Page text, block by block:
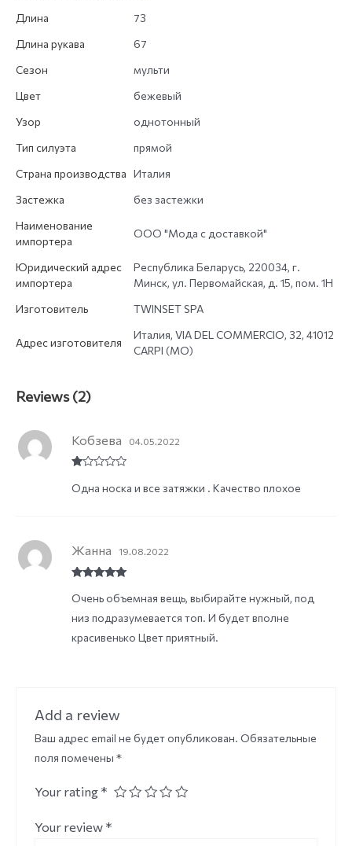
Длина
73
Длина рукава
67
Сезон
мульти
Цвет
бежевый
Узор
однотонный
Тип силуэта
прямой
Страна производства Италия
Застежка
без застежки
Наименование
импортера
ООО "Мода с доставкой"
Юридический адрес
импортера
Республика Беларусь, 220034, г.
Минск, ул. Первомайская, д. 15, пом. 1Н
Изготовитель
TWINSET SPA
Адрес изготовителя
Италия, VIA DEL COMMERCIO, 32, 41012
CARPI (MO)
Reviews (2)
at
ed
5
Кобзева 04.05.2022
Одна носка и все затяжки . Качество плохое
of 5
Жанна 19.08.2022
Очень объемная вещь, выбирайте нужный, под
низ подразумевается топ. И будет вполне
красивенько Цвет приятный.
Add a review
Ваш адрес email не будет опубликован. Обязательные
поля помечены *
Your rating *
Your review *